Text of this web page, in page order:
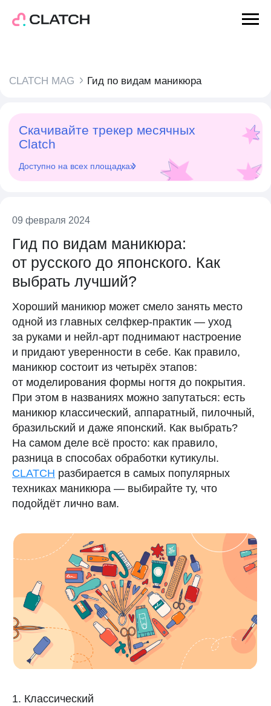
Доступно на всех площадках
09 февраля 2024
Гид по видам маникюра:
от русского до японского. Как
выбрать лучший?
Хороший маникюр может смело занять место
одной из главных селфкер-практик — уход
за руками и нейл-арт поднимают настроение
и придают уверенности в себе. Как правило,
маникюр состоит из четырёх этапов:
от моделирования формы ногтя до покрытия.
При этом в названиях можно запутаться: есть
маникюр классический, аппаратный, пилочный,
бразильский и даже японский. Как выбрать?
На самом деле всё просто: как правило,
разница в способах обработки кутикулы.
CLATCH разбирается в самых популярных
техниках маникюра — выбирайте ту, что
подойдёт лично вам.
1. Классический
CLATCH MAG
Научные источники
Правила использования
Поддержка
Политика конфиденциальности
Наши героини